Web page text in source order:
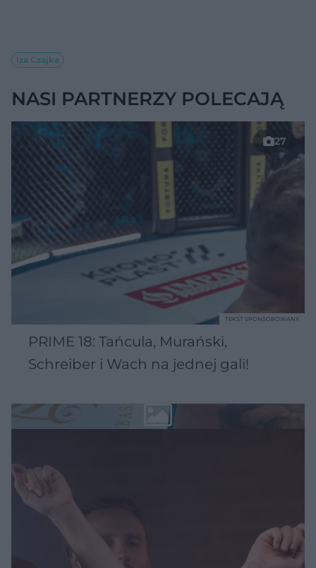
Iza Czajka
NASI PARTNERZY POLECAJĄ
27
PRIME 18: Tańcula, Murański,
Schreiber i Wach na jednej gali!
TEKST SPONSOROWANY